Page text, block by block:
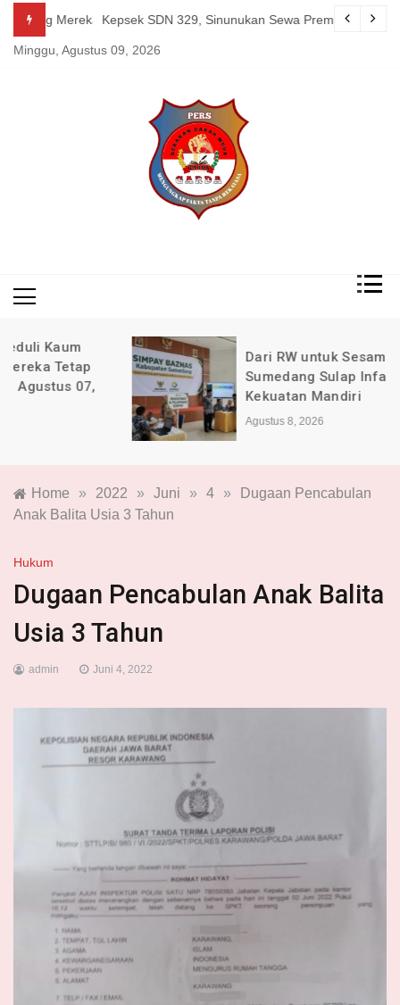
content
Tetap Berkarya dan Mandiri Agustus 07, 2026
Kepsek SDN 329, Sinunukan Sewa Preman Halau LSM
Minggu, Agustus 09, 2026
Dari RW untuk Sesama: Cara BAZNAS
Sumedang Sulap Infak Warga Jadi
Kekuatan Mandiri
Agustus 8, 2026
Home » 2022 » Juni » 4 »
Dugaan Pencabulan
Anak Balita Usia 3 Tahun
Hukum
Dugaan Pencabulan Anak Balita
Usia 3 Tahun
admin Juni 4, 2022